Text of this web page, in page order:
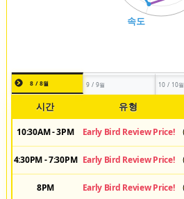
8 / 8월 9 / 9월 10 / 10월
시간 유형
10:30AM - 3PM Early Bird Review Price!
4:30PM - 7:30PM Early Bird Review Price!
8PM Early Bird Review Price!